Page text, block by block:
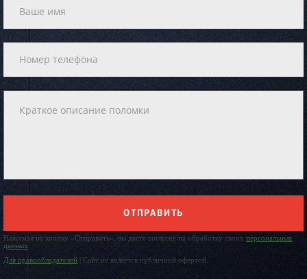
ОТПРАВИТЬ
Нажимая на кнопку «Отправить», вы даете согласие на обработку своих персональных
данных
Для правообладателей | Сайт не является публичной офертой.